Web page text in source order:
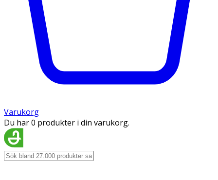
Varukorg
Du har 0 produkter i din varukorg.